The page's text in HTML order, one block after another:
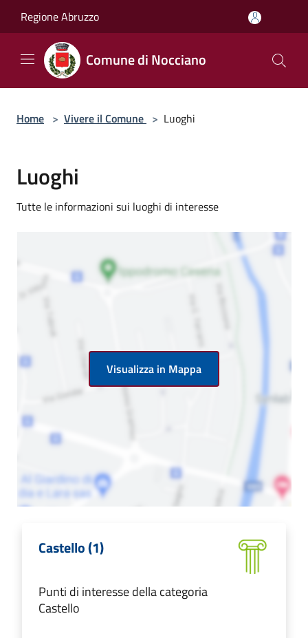
Regione Abruzzo
Comune di Nocciano
Home > Vivere il Comune > Luoghi
Luoghi
Tutte le informazioni sui luoghi di interesse
Visualizza in Mappa
Castello (1)
Punti di interesse della categoria
Castello